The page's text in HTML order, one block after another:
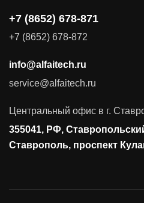
+7 (8652) 678-871
+7 (8652) 678-872
info@alfaitech.ru
service@alfaitech.ru
Центральный офис в г.
355041, РФ,
Ставрополь, проспект